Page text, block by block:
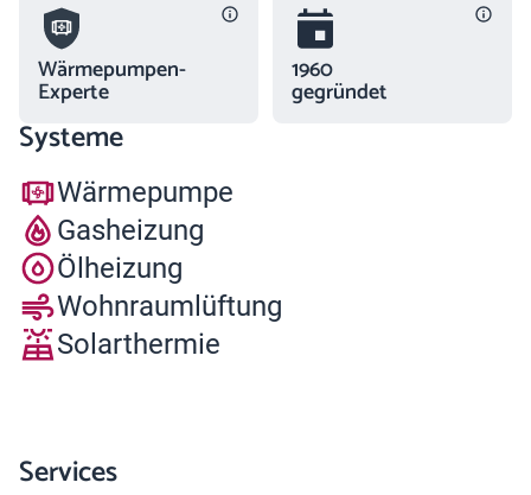
Wärmepumpen-
Experte
1960
gegründet
Systeme
Wärmepumpe
Gasheizung
Ölheizung
Wohnraumlüftung
Solarthermie
Services